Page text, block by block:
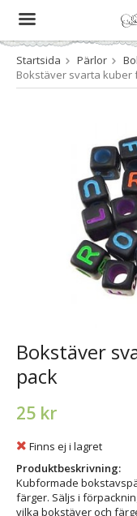
Startsida Pärlor
Bokstäver svarta kuber
Bokstäver
pack
25 kr
Finns ej i lagret
Produktbeskrivning:
Kubformade
färger. Säljs i
vilka bokstäver och